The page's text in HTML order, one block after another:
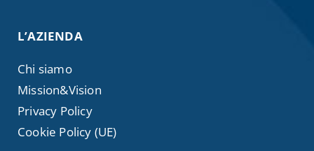
L’AZIENDA
Chi siamo
Mission&Vision
Privacy Policy
Cookie Policy (UE)